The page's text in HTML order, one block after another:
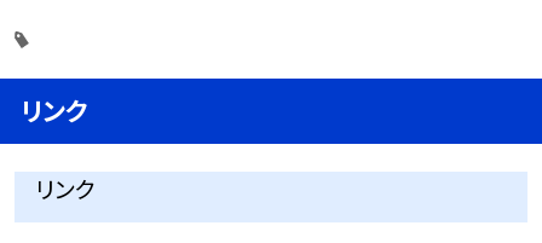
リンク
リンク